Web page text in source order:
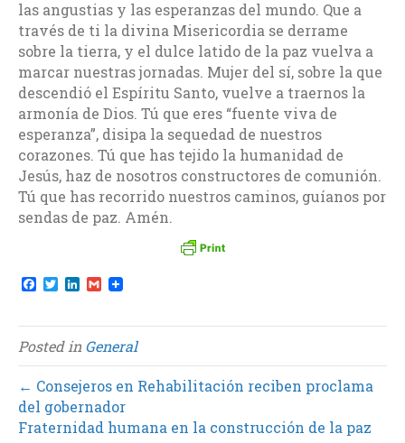
las angustias y las esperanzas del mundo. Que a
través de ti la divina Misericordia se derrame
sobre la tierra, y el dulce latido de la paz vuelva a
marcar nuestras jornadas. Mujer del sí, sobre la que
descendió el Espíritu Santo, vuelve a traernos la
armonía de Dios. Tú que eres “fuente viva de
esperanza”, disipa la sequedad de nuestros
corazones. Tú que has tejido la humanidad de
Jesús, haz de nosotros constructores de comunión.
Tú que has recorrido nuestros caminos, guíanos por
sendas de paz. Amén.
F
a
e
b
o
o
k
T
w
t
t
e
r
L
k
e
d
I
n
G
m
i
l
Posted inGeneral
← Consejeros en Rehabilitación reciben proclama
del gobernador
Fraternidad humana en la construcción de la paz